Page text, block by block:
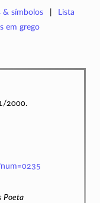
& símbolos
Lista
em grego
2000.
Poeta